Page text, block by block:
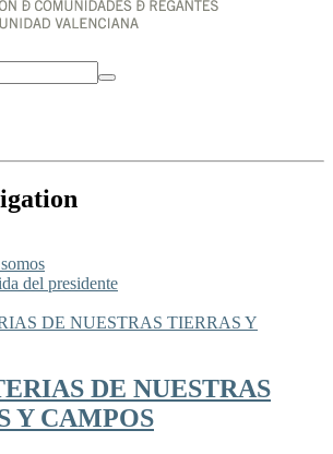
del presidente
DE NUESTRAS
Y CAMPOS